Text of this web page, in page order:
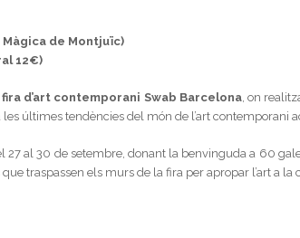
de Montjuïc)
12€)
fira d’art contemporani Swab Barcelona, on
últimes tendències del món de l’art contemporani
27 al 30 de setembre, donant la benvinguda a 60
traspassen els murs de la fira per apropar l’art a la